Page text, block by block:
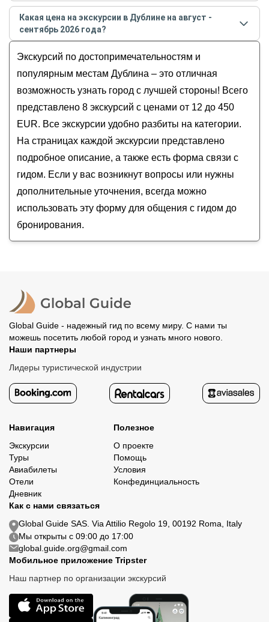
Обзорные
История и архитектура
Музеи и искусство
Гастрономические
Для детей
Самые популярные экскурсиив Дублинев августе
- сентябре 2026года:
Прогулка по Дублину с аудиогидом в вашем
смартфоне
По закоулкам Темпл Бара
Порт Дан Лири: морские ворота Ирландии
Путешествие по восточному побережью
Ирландии
Какая цена на экскурсии в Дублине на август -
сентябрь 2026 года?
сентябрь 2026года от 12до 450 EUR
Экскурсий по достопримечательностям и
популярным местам Дублина – это отличная
возможность узнать город с лучшей стороны! Всего
представлено 8 экскурсий с ценами от 12 до 450
EUR. Все экскурсии удобно разбиты на категории.
На страницах каждой экскурсии представлено
подробное описание, а также есть форма связи с
гидом. Если у вас возникнут вопросы или нужны
дополнительные уточнения, всегда можно
использовать эту форму для общения с гидом до
бронирования.
Global Guide - надежный гид по всему миру. С нами ты
можешь посетить любой город и узнать много нового.
Наши партнеры
Лидеры туристической индустрии
Навигация
Экскурсии
Туры
Авиабилеты
Отели
Дневник
Полезное
О проекте
Помощь
Условия
Конфединциальность
Как с нами связаться
Global Guide SAS. Via Attilio Regolo 19, 00192 Roma, Italy
Мы открыты с 09:00 до 17:00
global.guide.org@gmail.com
Мобильное приложение Tripster
Наш партнер по организации экскурсий